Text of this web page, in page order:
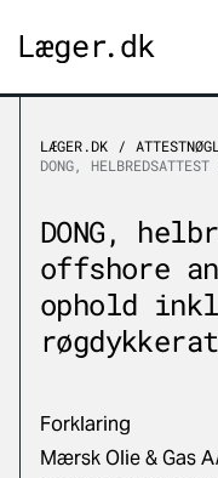
LÆGER.DK
DONG,
DONG,
offshore
ophold
Forklaring
Mærsk Olie & Gas